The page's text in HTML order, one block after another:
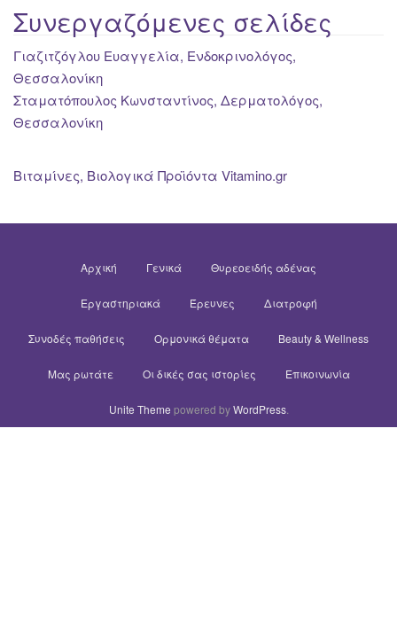
Συνεργαζόμενες σελίδες
Γιαζιτζόγλου Ευαγγελία, Ενδοκρινολόγος,
Θεσσαλονίκη
Σταματόπουλος Κωνσταντίνος, Δερματολόγος,
Θεσσαλονίκη
Βιταμίνες, Βιολογικά Προϊόντα Vitamino.gr
Αρχική Γενικά Θυρεοειδής αδένας
Εργαστηριακά Έρευνες Διατροφή
Συνοδές παθήσεις Ορμονικά θέματα Beauty & Wellness
Μας ρωτάτε Οι δικές σας ιστορίες Επικοινωνία
Unite Theme powered byWordPress.